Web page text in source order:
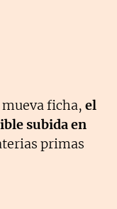
mueva ficha, el
subida en
primas